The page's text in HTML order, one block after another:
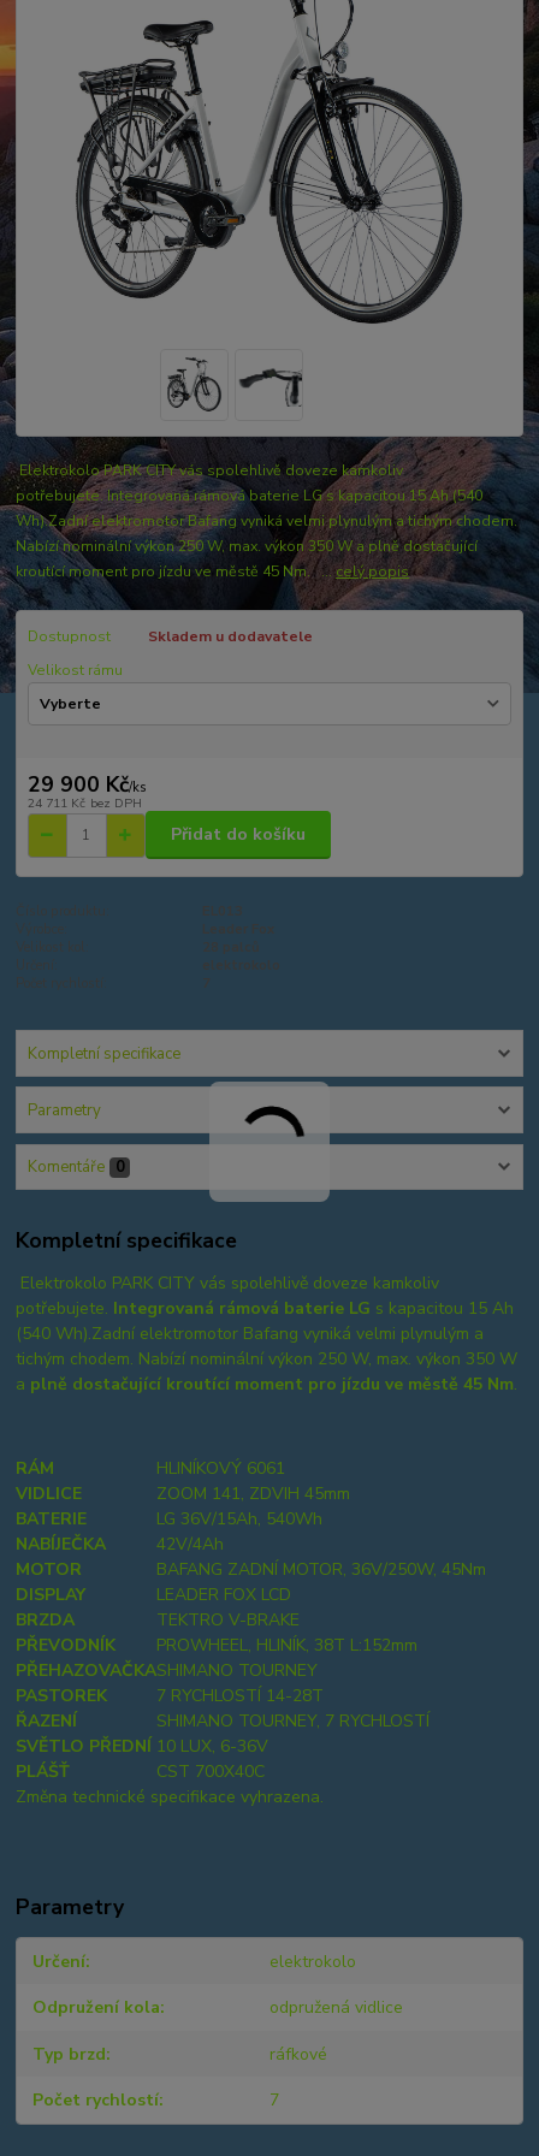
Elektrokolo PARK CITY vás spolehlivě doveze kamkoliv
potřebujete. Integrovaná rámová baterie LG s kapacitou 15 Ah (540
Wh).Zadní elektromotor Bafang vyniká velmi plynulým a tichým chodem.
Nabízí nominální výkon 250 W, max. výkon 350 W a plně dostačující
kroutící moment pro jízdu ve městě 45 Nm. ...celý popis
Dostupnost
Skladem u dodavatele
Velikost rámu
29 900 Kč/ks
24 711 Kč bez DPH
Přidat do košíku
Kompletní specifikace
Parametry
Komentáře 0
Kompletní specifikace
Elektrokolo PARK CITY vás spolehlivě doveze kamkoliv
potřebujete. Integrovaná rámová baterie LG s kapacitou 15 Ah
(540 Wh).Zadní elektromotor Bafang vyniká velmi plynulým a
tichým chodem. Nabízí nominální výkon 250 W, max. výkon 350 W
a plně dostačující kroutící moment pro jízdu ve městě 45 Nm.
RÁM
HLINÍKOVÝ 6061
VIDLICE
ZOOM 141, ZDVIH 45mm
BATERIE
LG 36V/15Ah, 540Wh
NABÍJEČKA
42V/4Ah
MOTOR
BAFANG ZADNÍ MOTOR, 36V/250W, 45Nm
DISPLAY
LEADER FOX LCD
BRZDA
TEKTRO V-BRAKE
PŘEVODNÍK
PROWHEEL, HLINÍK, 38T L:152mm
PŘEHAZOVAČKASHIMANO TOURNEY
PASTOREK
7 RYCHLOSTÍ 14-28T
ŘAZENÍ
SHIMANO TOURNEY, 7 RYCHLOSTÍ
SVĚTLO PŘEDNÍ 10 LUX, 6-36V
PLÁŠŤ
CST 700X40C
Změna technické specifikace vyhrazena.
Parametry
Určení elektrokolo
Odpružení kola odpružená vidlice
Typ brzd ráfkové
Počet rychlostí 7